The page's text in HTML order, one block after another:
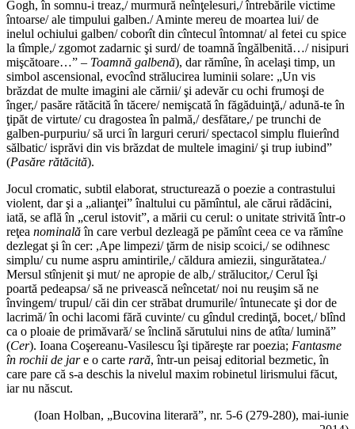
Gogh, în somnu-i treaz,/ murmură neînţelesuri,/ întrebările victime
întoarse/ ale timpului galben./ Aminte mereu de moartea lui/ de
inelul ochiului galben/ coborît din cîntecul întomnat/ al fetei cu spice
la tîmple,/ zgomot zadarnic şi surd/ de toamnă îngălbenită…/ nisipuri
mişcătoare…” – Toamnă galbenă), dar rămîne, în acelaşi timp, un
simbol ascensional, evocînd strălucirea luminii solare: „Un vis
brăzdat de multe imagini ale cărnii/ şi adevăr cu ochi frumoşi de
înger,/ pasăre rătăcită în tăcere/ nemişcată în făgăduinţă,/ adună-te în
ţipăt de virtute/ cu dragostea în palmă,/ desfătare,/ pe trunchi de
galben-purpuriu/ să urci în larguri ceruri/ spectacol simplu fluierînd
sălbatic/ isprăvi din vis brăzdat de multele imagini/ şi trup iubind”
(Pasăre rătăcită).
Jocul cromatic, subtil elaborat, structurează o poezie a contrastului
violent, dar şi a „alianţei” înaltului cu pămîntul, ale cărui rădăcini,
iată, se află în „cerul istovit”, a mării cu cerul: o unitate strivită într-o
reţea nominalăîn care verbul dezleagă pe pămînt ceea ce va rămîne
dezlegat şi în cer: ,Ape limpezi/ ţărm de nisip scoici,/ se odihnesc
simplu/ cu nume aspru amintirile,/ căldura amiezii, singurătatea./
Mersul stînjenit şi mut/ ne apropie de alb,/ strălucitor,/ Cerul îşi
poartă pedeapsa/ să ne privească neîncetat/ noi nu reuşim să ne
învingem/ trupul/ căi din cer străbat drumurile/ întunecate şi dor de
lacrimă/ în ochi lacomi fără cuvinte/ cu gîndul credinţă, bocet,/ blînd
ca o ploaie de primăvară/ se înclină sărutului nins de atîta/ lumină”
(Cer). Ioana Coşereanu-Vasilescu îşi tipăreşte rar poezia; Fantasme
în rochii de jare o carte rară, într-un peisaj editorial bezmetic, în
care pare că s-a deschis la nivelul maxim robinetul lirismului făcut,
iar nu născut.
(Ioan Holban, „Bucovina literară”, nr. 5-6 (279-280), mai-iunie